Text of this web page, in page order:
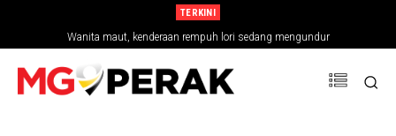
TERKINI
Wanita maut, kenderaan rempuh lori sedang mengundur